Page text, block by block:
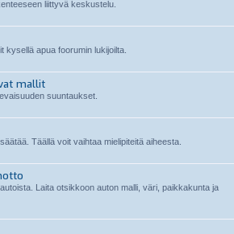
liittyvä keskustelu.
kysellä apua foorumin lukijoilta.
mallit
suuntaukset.
Täällä voit vaihtaa mielipiteitä aiheesta.
Laita otsikkoon auton malli, väri, paikkakunta ja